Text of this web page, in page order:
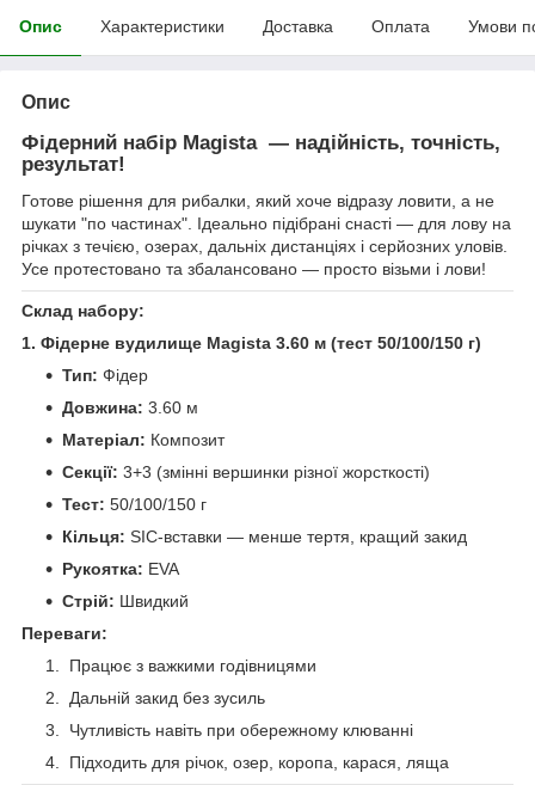
Опис Характеристики Доставка Оплата Умови
Опис
Фідерний набір Magista — надійність, точність,
результат!
Готове рішення для рибалки, який хоче відразу ловити, а не
шукати "по частинах". Ідеально підібрані снасті — для лову на
річках з течією, озерах, дальніх дистанціях і серйозних уловів.
Усе протестовано та збалансовано — просто візьми і лови!
Склад набору:
1. Фідерне вудилище Magista 3.60 м (тест 50/100/150 г)
Тип: Фідер
Довжина: 3.60 м
Матеріал: Композит
Секції: 3+3 (змінні вершинки різної жорсткості)
Тест: 50/100/150 г
Кільця: SIC-вставки — менше тертя, кращий закид
Рукоятка: EVA
Стрій: Швидкий
Переваги:
Працює з важкими годівницями
Дальній закид без зусиль
Чутливість навіть при обережному клюванні
Підходить для річок, озер, коропа, карася, ляща